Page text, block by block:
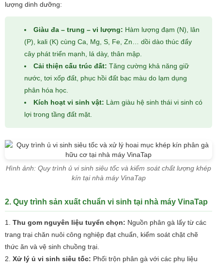
lượng dinh dưỡng:
Giàu đa – trung – vi lượng: Hàm lượng đạm (N), lân
(P), kali (K) cùng Ca, Mg, S, Fe, Zn… dồi dào thúc đẩy
cây phát triển mạnh, lá dày, thân mập.
Cải thiện cấu trúc đất: Tăng cường khả năng giữ
nước, tơi xốp đất, phục hồi đất bạc màu do lạm dụng
phân hóa học.
Kích hoạt vi sinh vật: Làm giàu hệ sinh thái vi sinh có
lợi trong tầng đất mặt.
Hình ảnh: Quy trình ủ vi sinh siêu tốc và kiểm soát chất lượng khép
kín tại nhà máy VinaTap
2. Quy trình sản xuất chuẩn vi sinh tại nhà máy VinaTap
Thu gom nguyên liệu tuyển chọn: Nguồn phân gà lấy từ các
trang trại chăn nuôi công nghiệp đạt chuẩn, kiểm soát chặt chẽ
thức ăn và vệ sinh chuồng trại.
Xử lý ủ vi sinh siêu tốc: Phối trộn phân gà với các phụ liệu